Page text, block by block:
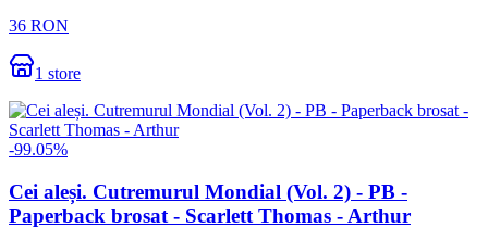
36 RON
1 store
-99.05%
Cei aleși. Cutremurul Mondial (Vol. 2) - PB -
Paperback brosat - Scarlett Thomas - Arthur